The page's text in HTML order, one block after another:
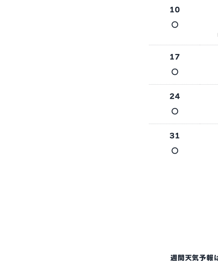
10
○
17
○
24
○
31
○
週間天気予報